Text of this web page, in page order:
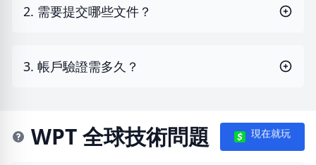
2. 需要提交哪些文件？
3. 帳戶驗證需多久？
WPT 全球技術問題 現在就玩